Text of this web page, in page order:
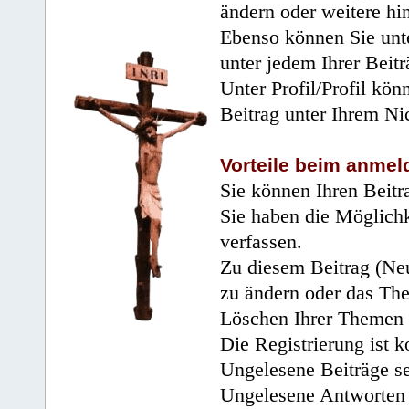
ändern oder weitere
Ebenso können Sie
unter jedem Ihrer
Unter Profil/Profil
Beitrag unter Ihrem
Vorteile beim
Sie können Ihren
Sie haben die
verfassen.
Zu diesem Beitrag
zu ändern oder das
Löschen Ihrer
Die Registrierung ist
Ungelesene Beiträge
Ungelesene